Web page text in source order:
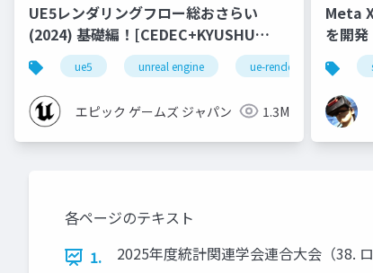
UE5レンダリングフロー総おさらい
(2024) 基礎編！[CEDEC+KYUSHU
2024] ue5 unreal engine ue-rendering
エピック ゲームズ ジャパン 1.3M
Meta
を開発
各ページのテキスト
1.
2025年度統計関連学会連合大会（38.